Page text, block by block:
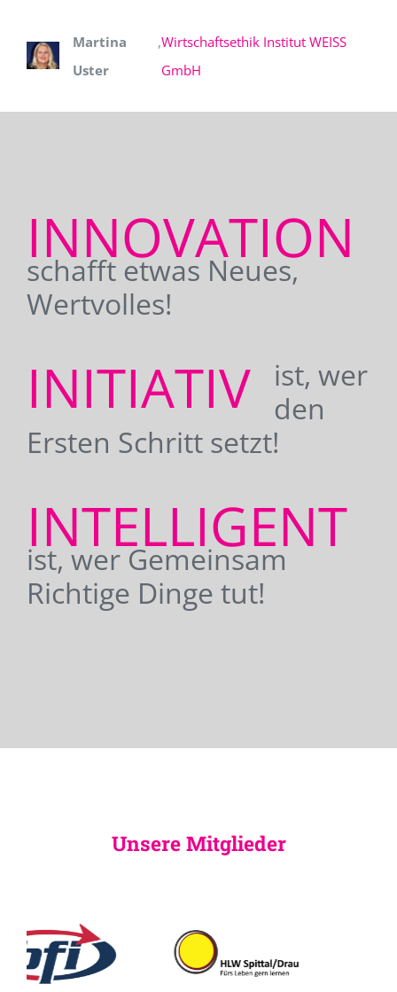
Martina
Uster
,Wirtschaftsethik Institut WEISS
GmbH
INNOVATION
schafft etwas Neues,
Wertvolles!
INITIATIV
ist, wer
den
Ersten Schritt setzt!
INTELLIGENT
ist, wer Gemeinsam
Richtige Dinge tut!
Unsere Mitglieder